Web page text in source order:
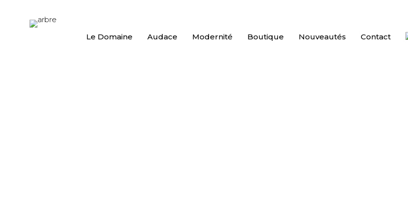
Le Domaine Audace Modernité Boutique Nouveautés Contact